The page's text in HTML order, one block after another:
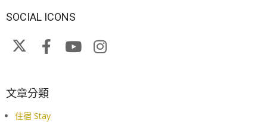
SOCIAL ICONS
文章分類
住宿 Stay